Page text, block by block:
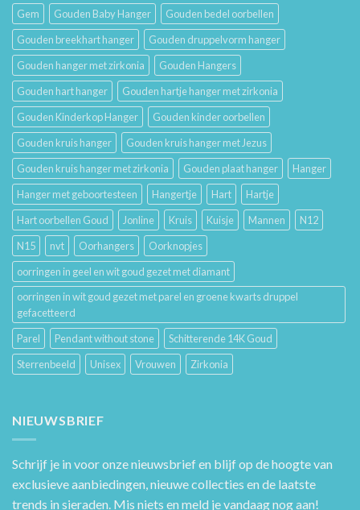
Gem
Gouden Baby Hanger
Gouden bedel oorbellen
Gouden breekhart hanger
Gouden druppelvorm hanger
Gouden hanger met zirkonia
Gouden Hangers
Gouden hart hanger
Gouden hartje hanger met zirkonia
Gouden Kinderkop Hanger
Gouden kinder oorbellen
Gouden kruis hanger
Gouden kruis hanger met Jezus
Gouden kruis hanger met zirkonia
Gouden plaat hanger
Hanger
Hanger met geboortesteen
Hangertje Hart
Hartje
Hart oorbellen Goud
Jonline Kruis Kuisje Mannen
N12
N15
nvt Oorhangers
Oorknopjes
oorringen in geel en wit goud gezet met diamant
oorringen in wit goud gezet met parel en groene kwarts druppel
gefacetteerd
Parel
Pendant without stone
Schitterende 14K Goud
Sterrenbeeld
Unisex Vrouwen Zirkonia
NIEUWSBRIEF
Schrijf je in voor onze nieuwsbrief en blijf op de hoogte van
exclusieve aanbiedingen, nieuwe collecties en de laatste
trends in sieraden. Mis niets en meld je vandaag nog aan!